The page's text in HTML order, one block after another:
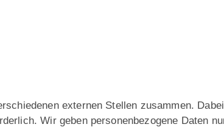
externen Stellen zusammen.
Wir geben personenbezogene Daten